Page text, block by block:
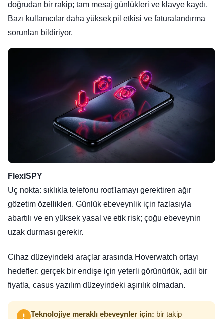
doğrudan bir rakip; tam mesaj günlükleri ve klavye kaydı.
Bazı kullanıcılar daha yüksek pil etkisi ve faturalandırma
sorunları bildiriyor.
FlexiSPY
Uç nokta: sıklıkla telefonu root'lamayı gerektiren ağır
gözetim özellikleri. Günlük ebeveynlik için fazlasıyla
abartılı ve en yüksek yasal ve etik risk; çoğu ebeveynin
uzak durması gerekir.
Cihaz düzeyindeki araçlar arasında Hoverwatch ortayı
hedefler: gerçek bir endişe için yeterli görünürlük, adil bir
fiyatla, casus yazılım düzeyindeki aşırılık olmadan.
Teknolojiye meraklı ebeveynler için: bir takip